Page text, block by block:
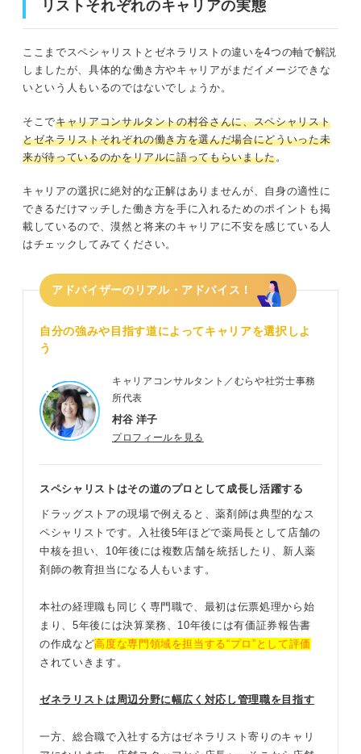
リストそれぞれのキャリアの実態
ここまでスペシャリストとゼネラリストの違いを4つの軸で解説
しましたが、具体的な働き方やキャリアがまだイメージできな
いという人もいるのではないでしょうか。
そこでキャリアコンサルタントの村谷さんに、スペシャリスト
とゼネラリストそれぞれの働き方を選んだ場合にどういった未
来が待っているのかをリアルに語ってもらいました。
キャリアの選択に絶対的な正解はありませんが、自身の適性に
できるだけマッチした働き方を手に入れるためのポイントも掲
載しているので、漠然と将来のキャリアに不安を感じている人
はチェックしてみてください。
アドバイザーのリアル・アドバイス！
自分の強みや目指す道によってキャリアを選択しよ
う
キャリアコンサルタント／むらや社労士事務
所代表
村谷 洋子
プロフィールを見る
スペシャリストはその道のプロとして成長し活躍する
ドラッグストアの現場で例えると、薬剤師は典型的なス
ペシャリストです。入社後5年ほどで薬局長として店舗の
中核を担い、10年後には複数店舗を統括したり、新人薬
剤師の教育担当になる人もいます。
本社の経理職も同じく専門職で、最初は伝票処理から始
まり、5年後には決算業務、10年後には有価証券報告書
の作成など高度な専門領域を担当する“プロ”として評価
されていきます。
ゼネラリストは周辺分野に幅広く対応し管理職を目指す
一方、総合職で入社する方はゼネラリスト寄りのキャリ